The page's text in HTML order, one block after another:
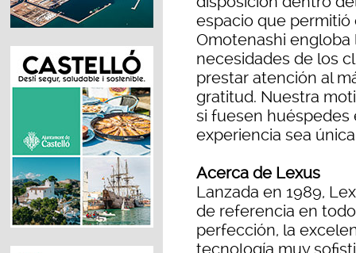
espacio que permitió
Omotenashi engloba
necesidades de los
prestar atención al
gratitud. Nuestra
si fuesen huéspedes
experiencia sea
Acerca de Lexus
Lanzada en 1989,
de referencia en
perfección, la